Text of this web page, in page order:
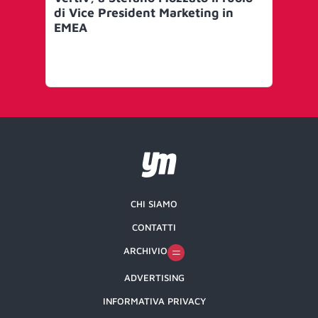
di Vice President Marketing in
EMEA
CHI SIAMO
CONTATTI
ARCHIVIO
ADVERTISING
INFORMATIVA PRIVACY